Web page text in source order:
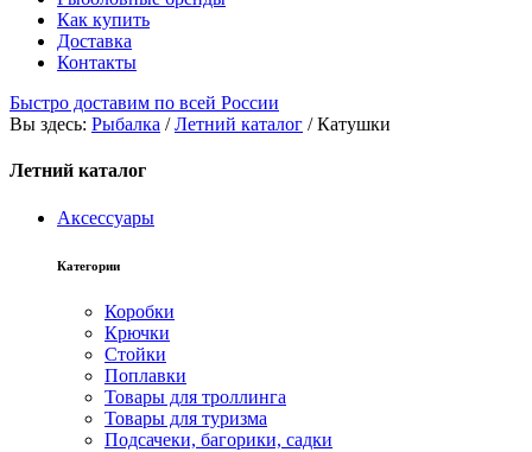
Как купить
Доставка
Контакты
Быстро доставим по всей России
Вы здесь: Рыбалка /Летний каталог /Катушки
Летний каталог
Аксессуары
Категории
Коробки
Крючки
Стойки
Поплавки
Товары для троллинга
Товары для туризма
Подсачеки, багорики, садки